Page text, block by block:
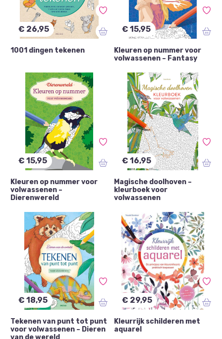
€ 26,95
1001 dingen tekenen
€ 15,95
Kleuren op nummer voor
volwassenen – Fantasy
€ 15,95
Kleuren op nummer voor
volwassenen –
Dierenwereld
€ 16,95
Magische doolhoven –
kleurboek voor
volwassenen
€ 18,95
Tekenen van punt tot punt
voor volwassenen – Dieren
van de wereld
€ 29,95
Kleurrijk schilderen met
aquarel